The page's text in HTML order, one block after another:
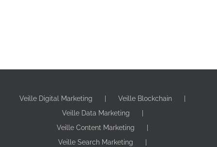
Veille Digital Marketing
Veille Blockchain
Veille Data Marketing
Veille Content Marketing
Veille Search Marketing